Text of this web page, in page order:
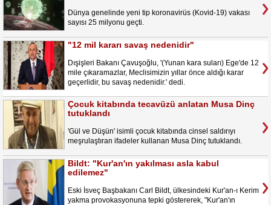
Dünya genelinde yeni tip koronavirüs (Kovid-19) vakası
sayısı 25 milyonu geçti.
"12 mil kararı savaş nedenidir"
Dışişleri Bakanı Çavuşoğlu, '(Yunan kara suları) Ege'de 12
mile çıkaramazlar, Meclisimizin yıllar önce aldığı karar
geçerlidir, bu savaş nedenidir.' dedi.
Çocuk kitabında tecavüzü anlatan Musa Dinç
tutuklandı
'Gül ve Düşün' isimli çocuk kitabında cinsel saldırıyı
meşrulaştıran ifadeler kullanan Musa Dinç tutuklandı.
Bildt: "Kur'an'ın yakılması asla kabul
edilemez"
Eski İsveç Başbakanı Carl Bildt, ülkesindeki Kur'an-ı Kerim
yakma provokasyonuna tepki göstererek, "Kur'an'ın